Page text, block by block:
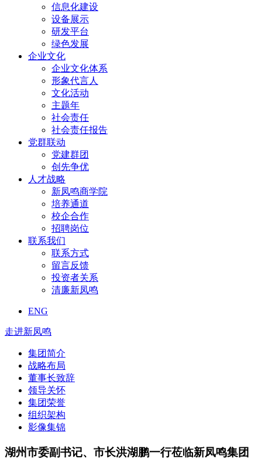
信息化建设
设备展示
研发平台
绿色发展
企业文化
企业文化体系
形象代言人
文化活动
主题年
社会责任
社会责任报告
党群联动
党建群团
创先争优
人才战略
新凤鸣商学院
培养通道
校企合作
招聘岗位
联系我们
联系方式
留言反馈
投资者关系
清廉新凤鸣
ENG
走进新凤鸣
集团简介
战略布局
董事长致辞
领导关怀
集团荣誉
组织架构
影像集锦
湖州市委副书记、市长洪湖鹏一行莅临新凤鸣集团